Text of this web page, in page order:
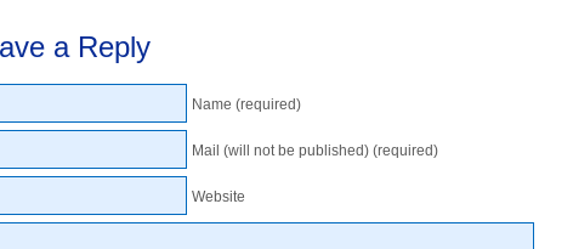
a Reply
Name (required)
Mail (will not be published) (required)
Website